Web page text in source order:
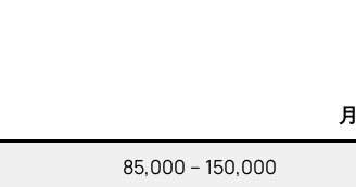
85,000 – 150,000